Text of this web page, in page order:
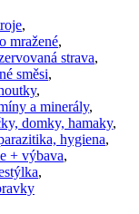
,
mražené,
strava,
směsi,
,
a minerály,
domky, hamaky,
hygiena,
+ výbava,
,